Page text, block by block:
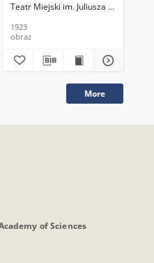
Teatr Miejski im. Juliusza
1923
obraz
More
of Sciences